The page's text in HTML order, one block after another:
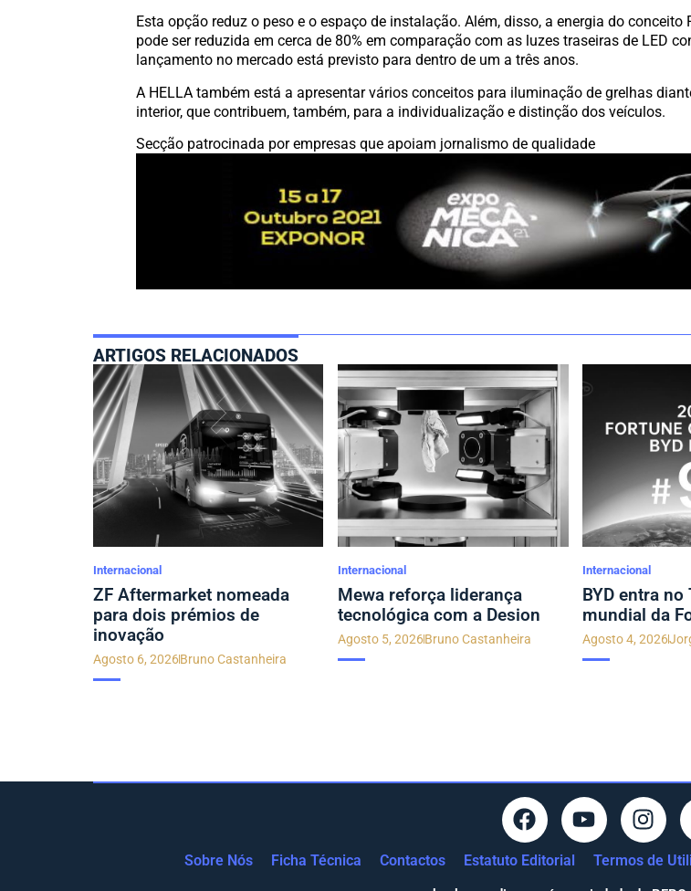
Esta opção reduz o peso e o espaço de instalação. Além, disso, a energia do
pode ser reduzida em cerca de 80% em comparação com as luzes traseiras de LED
lançamento no mercado está previsto para dentro de um a três anos.
A HELLA também está a apresentar vários conceitos para iluminação de grelhas
interior, que contribuem, também, para a individualização e distinção dos veículos.
Secção patrocinada por empresas que apoiam jornalismo de qualidade
ARTIGOS RELACIONADOS
Internacional
ZF Aftermarket nomeada
para dois prémios de
inovação
Agosto 6, 2026Bruno Castanheira
Internacional
Mewa reforça liderança
tecnológica com a Desion
Agosto 5, 2026Bruno Castanheira
Internacional
BYD entra no
mundial da
Agosto 4, 2026
Sobre Nós Ficha Técnica Contactos Estatuto Editorial Termos de